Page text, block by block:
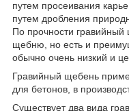
путем просеивания
путем дробления
По прочности гравийный
щебню, но есть и
обычно очень низкий и
Гравийный щебень
для бетонов, в
Существует два вида